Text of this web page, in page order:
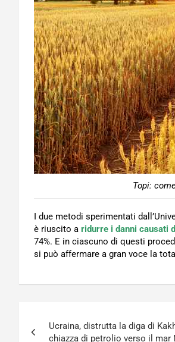
Topi:
I due metodi sperimentati
è riuscito a ridurre i danni causati
74%. E in ciascuno di questi
si può affermare a gran voce la
Ucraina, distrutta la diga di
chiazza di petrolio verso il mar